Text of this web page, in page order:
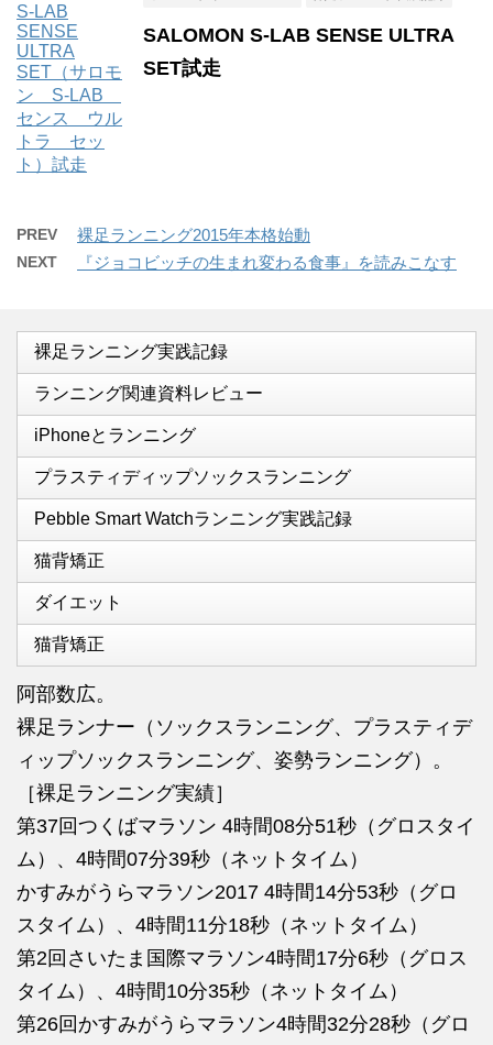
SALOMON S-LAB SENSE ULTRA
SET試走
PREV 裸足ランニング2015年本格始動
NEXT 『ジョコビッチの生まれ変わる食事』を読みこなす
裸足ランニング実践記録
ランニング関連資料レビュー
iPhoneとランニング
プラスティディップソックスランニング
Pebble Smart Watchランニング実践記録
猫背矯正
ダイエット
猫背矯正
阿部数広。
裸足ランナー（ソックスランニング、プラスティデ
ィップソックスランニング、姿勢ランニング）。
［裸足ランニング実績］
第37回つくばマラソン 4時間08分51秒（グロスタイ
ム）、4時間07分39秒（ネットタイム）
かすみがうらマラソン2017 4時間14分53秒（グロ
スタイム）、4時間11分18秒（ネットタイム）
第2回さいたま国際マラソン4時間17分6秒（グロス
タイム）、4時間10分35秒（ネットタイム）
第26回かすみがうらマラソン4時間32分28秒（グロ